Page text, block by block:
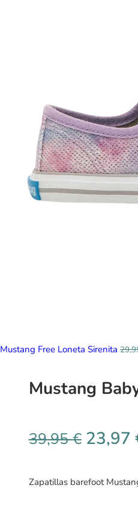
Mustang Free Loneta Sirenita
Mustang
39,95€ 23,97
Zapatillas barefoot